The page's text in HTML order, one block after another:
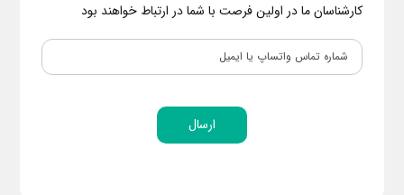
کارشناسان ما در اولین فرصت با شما در ارتباط خواهند بود
ارسال